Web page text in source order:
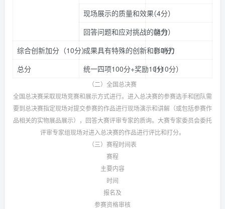
现场展示的质量和效果（4分）
回答问题和应对挑战的能力
（4分）
综合创新加分（10分）成果具有特殊的创新和影响力
（10分）
总分
统一四项100分+奖励10分（110分）
（二）全国总决赛
全国总决赛采取现场竞赛和展示方式进行。进入总决赛的参赛选手和团队需
要到总决赛指定现场对提交参赛的作品进行现场演示和讲解（或包括参赛作
品相关的实物展品展示），回答大赛评审专家的质询。大赛专家委员会委托
评审专家组现场对进入总决赛的作品进行评比和打分。
（三）赛程时间表
赛程
主要内容
时间
报名及
参赛资格审核